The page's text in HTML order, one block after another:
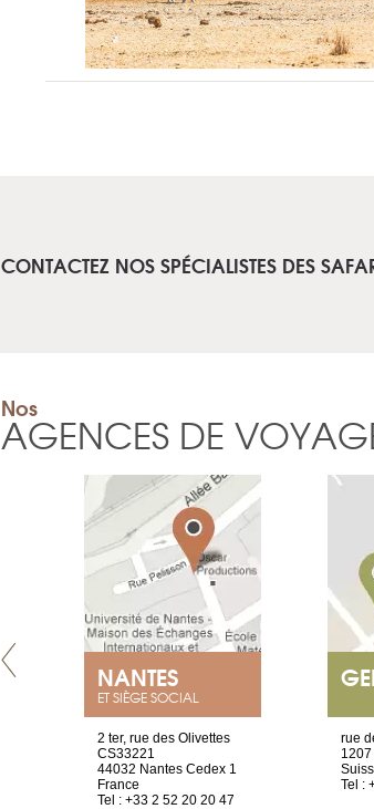
CONTACTEZ NOS SPÉCIALISTES DES
Nos
AGENCES DE
NANTES
ET SIÈGE SOCIAL
2 ter, rue des Olivettes
CS33221
44032 Nantes Cedex 1
France
Tel : +33 2 52 20 20 47
rue
Tel :